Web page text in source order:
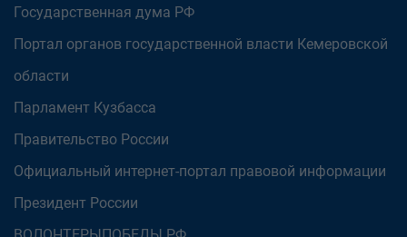
Государственная дума РФ
Портал органов государственной власти Кемеровской
области
Парламент Кузбасса
Правительство России
Официальный интернет-портал правовой информации
Президент России